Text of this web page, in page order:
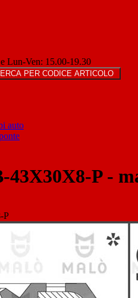
Lun-Ven: 15.00-19.30
PER CODICE ARTICOLO
auto
43X30X8-P -
P